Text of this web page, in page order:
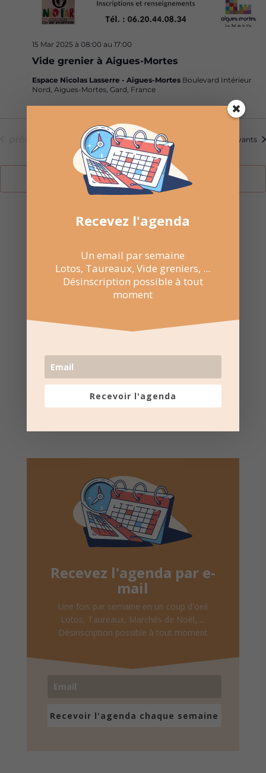
Vide grenier à Aigues-Mortes
15 Mar 2025 à 08:00 au 17:00
Espace Nicolas Lasserre - Aigues-Mortes Boulevard Intérieur
Nord, Aigues-Mortes, Gard, France
Aujourd’hui suivants
S’abonner au calendrier
 NE RATEZ PAS
LES
PROCHAINES
Recevez l'agenda par e-
mail
Une fois par semaine en un coup d'oeil
Lotos, Taureaux, Marchés de Noël, ...
Désinscription possible à tout moment
Recevoir l'agenda chaque semaine
Recevez l'agenda
Un email par semaine
Lotos, Taureaux, Vide greniers, ...
Désinscription possible à tout
moment
Recevoir l'agenda